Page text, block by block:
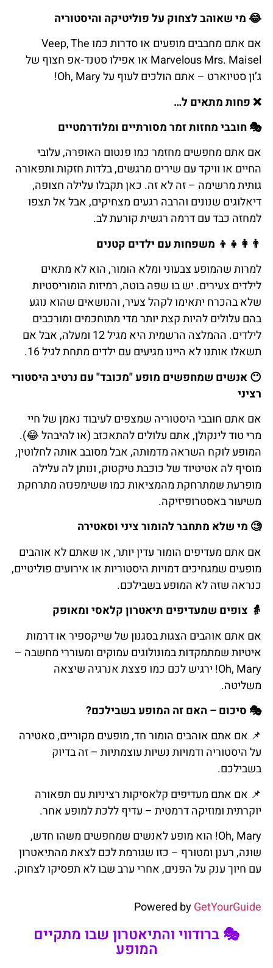
😂 מי שאוהב לצחוק על פוליטיקה והיסטוריה
אם אתם מחבבים מופעים או סדרות כמו Veep, The
Marvelous Mrs. Maisel או אפילו סטנד-אפ חצוף של
ג’ון סטיוארט – אתם הולכים לעוף על Oh, Mary!
❌ פחות מתאים ל…
🎭 חובבי מחזות זמר מסורתיים ומלודרמטיים
אם אתם מחפשים מחזמר כמו פנטום האופרה, עלובי
החיים או וויקד עם שירים מרגשים, בלדות חזקות ותפאורה
גותית מרשימה – זה לא זה. כאן תקבלו עלילה חצופה,
דיאלוגים שנונים והרבה רגעים מצחיקים, אבל אל תצפו
למחזה כבד עם דרמה רגשית קורעת לב.
👨‍👩‍👧‍👦 משפחות עם ילדים קטנים
למרות שהמופע צבעוני ומלא הומור, הוא לא מתאים
לילדים צעירים. יש בו שפה בוטה, רמיזות הומוריסטיות
שלא בהכרח יתאימו לקהל צעיר, והנושאים שהוא נוגע
בהם עלולים להיות קצת יותר מדי מתוחכמים ומורכבים
לילדים. ההמלצה הרשמית היא מגיל 12 ומעלה, אבל אם
תשאלו אותנו לא היינו מגיעים עם ילדים מתחת לגיל 16.
😶 אנשים שמחפשים מופע "מכובד" עם נרטיב היסטורי
רציני
אם אתם חובבי היסטוריה שמצפים לעיבוד נאמן של חיי
מרי טוד לינקולן, אתם עלולים להתאכזב (או להיבהל 😂).
המופע לוקח השראה מדמותה, אבל מסובב אותה לחלוטין,
מוסיף לה אטיטיוד של כוכבת טיקטוק, ונותן לה עלילה
מופרעת שמתרחקת מהמציאות כמו ששימפנזה מתרחקת
משיעור באסטרופיזיקה.
🧐 מי שלא מתחבר להומור ציני וסאטירה
אם אתם מעדיפים הומור עדין יותר, או שאתם לא אוהבים
מופעים שמגחיכים דמויות היסטוריות או אירועים פוליטיים,
כנראה שזה לא המופע בשבילכם.
👵 צופים שמעדיפים תיאטרון קלאסי ומאופק
אם אתם אוהבים הצגות בסגנון של שייקספיר או דרמות
איטיות שמתמקדות במונולוגים עמוקים ומעוררי מחשבה –
Oh, Mary! ירגיש לכם כמו פצצת אנרגיה שיצאה
משליטה.
🎭 סיכום – האם זה המופע בשבילכם?
📌 אם אתם אוהבים הומור חד, מופעים מקוריים, סאטירה
על היסטוריה ודמויות נשיות עוצמתיות – זה בדיוק
בשבילכם.
📌 אם אתם מעדיפים קלאסיקות רציניות עם תפאורה
יוקרתית ומוזיקה דרמטית – עדיף ללכת למופע אחר.
Oh, Mary! הוא מופע לאנשים שמחפשים משהו חדש,
שונה, רענן ומטורף – כזו שגורמת לכם לצאת מהתיאטרון
עם חיוך ענק על הפנים, אחרי ערב שבו לא תפסיקו לצחוק.
Powered byGetYourGuide
🎭 ברודווי והתיאטרון שבו מתקיים
המופע